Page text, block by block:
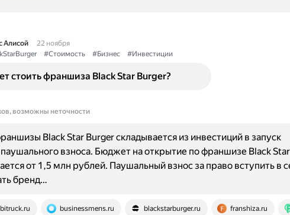
Алисой
22 ноября
#Стоимость #Бизнес #Инвестиции
стоить франшиза Black Star Burger?
возможны неточности
businessmens.ru blackstarburger.ru franshiza.ru
Black Star Burger складывается из инвестиций в запуск
взноса. Бюджет на открытие по франшизе Black Star
от 1,5 млн рублей. Паушальный взнос за право вступить в
бренд…